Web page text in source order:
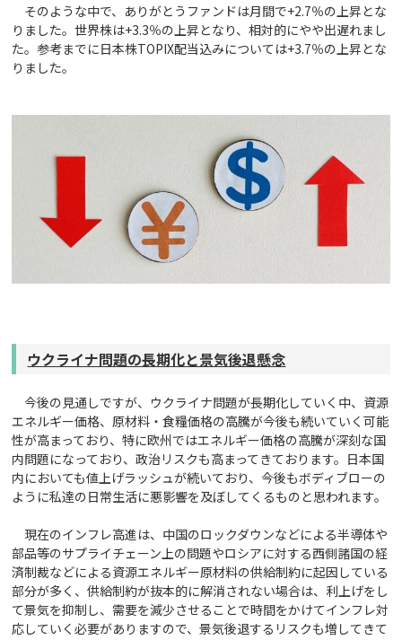
そのような中で、ありがとうファンドは月間で+2.7％の上昇とな
りました。世界株は+3.3％の上昇となり、相対的にやや出遅れまし
た。参考までに日本株TOPIX配当込みについては+3.7％の上昇とな
りました。
ウクライナ問題の長期化と景気後退懸念
今後の見通しですが、ウクライナ問題が長期化していく中、資源
エネルギー価格、原材料・食糧価格の高騰が今後も続いていく可能
性が高まっており、特に欧州ではエネルギー価格の高騰が深刻な国
内問題になっており、政治リスクも高まってきております。日本国
内においても値上げラッシュが続いており、今後もボディブローの
ように私達の日常生活に悪影響を及ぼしてくるものと思われます。
現在のインフレ高進は、中国のロックダウンなどによる半導体や
部品等のサプライチェーン上の問題やロシアに対する西側諸国の経
済制裁などによる資源エネルギー原材料の供給制約に起因している
部分が多く、供給制約が抜本的に解消されない場合は、利上げをし
て景気を抑制し、需要を減少させることで時間をかけてインフレ対
応していく必要がありますので、景気後退するリスクも増してきて